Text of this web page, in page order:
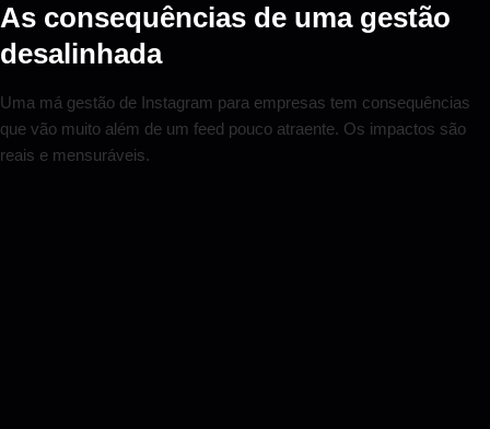
As consequências de uma gestão
desalinhada
Uma má gestão de Instagram para empresas tem consequências
que vão muito além de um feed pouco atraente. Os impactos são
reais e mensuráveis.